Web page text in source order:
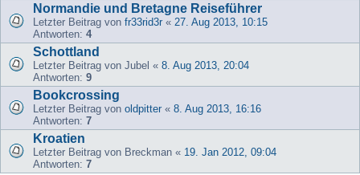
Normandie und Bretagne Reiseführer
Letzter Beitrag von fr33rid3r « 27. Aug 2013, 10:15
Antworten: 4
Schottland
Letzter Beitrag von Jubel « 8. Aug 2013, 20:04
Antworten: 9
Bookcrossing
Letzter Beitrag von oldpitter « 8. Aug 2013, 16:16
Antworten: 7
Kroatien
Letzter Beitrag von Breckman « 19. Jan 2012, 09:04
Antworten: 7